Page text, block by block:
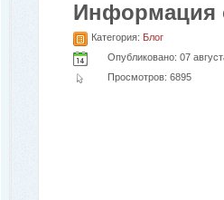
Информация
Категория: Блог
Опубликовано: 07
Просмотров: 6895